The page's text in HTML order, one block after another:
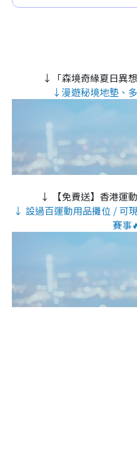
↓「森境奇緣夏日異
↓漫遊秘境地墊、
↓ 【免費送】香港運
↓ 設過百運動用品攤位 / 可
賽事